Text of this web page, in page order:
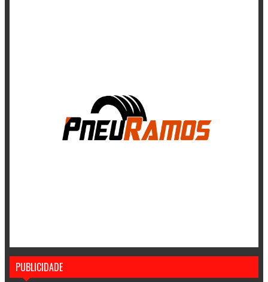
PUBLICIDADE